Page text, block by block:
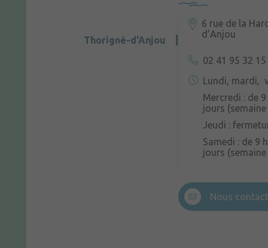
Thorigné-d'Anjou
6 rue de la
d’Anjou
02 41 95 32 15
Lundi, mardi,
Mercredi : de
jours
Jeudi :
Samedi : de 9
jours
Nous